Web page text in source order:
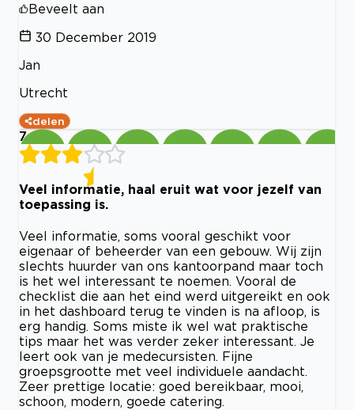
Beveelt aan
30 December 2019
Jan
Utrecht
delen
7
Veel informatie, haal eruit wat voor jezelf van
toepassing is.
Veel informatie, soms vooral geschikt voor
eigenaar of beheerder van een gebouw. Wij zijn
slechts huurder van ons kantoorpand maar toch
is het wel interessant te noemen. Vooral de
checklist die aan het eind werd uitgereikt en ook
in het dashboard terug te vinden is na afloop, is
erg handig. Soms miste ik wel wat praktische
tips maar het was verder zeker interessant. Je
leert ook van je medecursisten. Fijne
groepsgrootte met veel individuele aandacht.
Zeer prettige locatie: goed bereikbaar, mooi,
schoon, modern, goede catering.